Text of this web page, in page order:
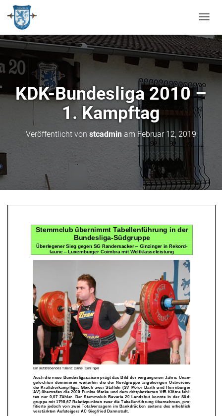
A
V
I
I
O
A
L
T
N
KDK-Bundesliga 2010 –
1. Kampftag
Veröffentlicht vonstcadmin am Februar 12, 2019